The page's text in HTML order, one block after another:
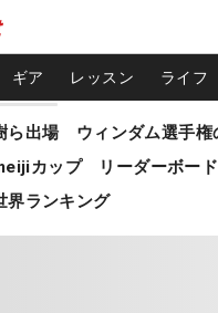
ギア レッスン ライフ
カップ リーダーボード
界ランキング